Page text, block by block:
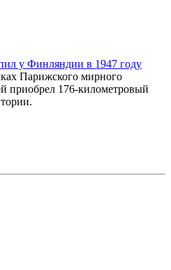
у Финляндии в 1947 году
Парижского мирного
приобрел 176-километровый